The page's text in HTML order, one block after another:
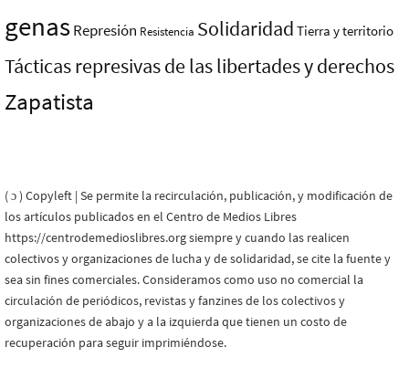
genasRepresión Resistencia Solidaridad Tierra y territorio
Tácticas represivas de las libertades y derechos
Zapatista
( ɔ ) Copyleft | Se permite la recirculación, publicación, y modificación de
los artículos publicados en el Centro de Medios Libres
https://centrodemedioslibres.org siempre y cuando las realicen
colectivos y organizaciones de lucha y de solidaridad, se cite la fuente y
sea sin fines comerciales. Consideramos como uso no comercial la
circulación de periódicos, revistas y fanzines de los colectivos y
organizaciones de abajo y a la izquierda que tienen un costo de
recuperación para seguir imprimiéndose.